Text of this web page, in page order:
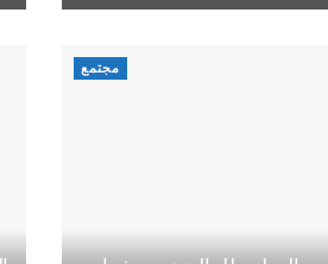
مجتمع